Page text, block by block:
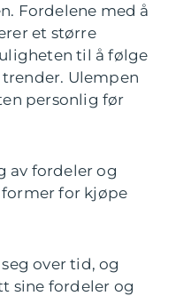
Fordelene med å
et større
til å følge
Ulempen
personlig før
av fordeler og
for kjøpe
over tid, og
sine fordeler og